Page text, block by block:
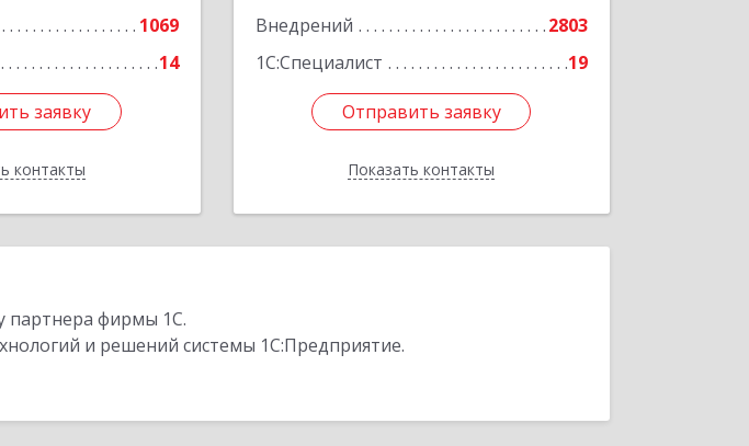
1069
14
заявку
контакты
Подробнее
заявку
Внедрений
2803
1С:Специалист
19
Отправить заявку
Показать контакты
Подробнее
Отправить заявку
Назад
партнера фирмы 1С.
и решений системы 1С:Предприятие.